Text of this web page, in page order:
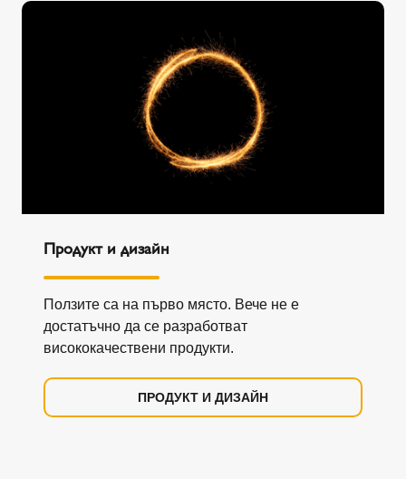
Продукт и дизайн
Ползите са на първо място. Вече не е
достатъчно да се разработват
висококачествени продукти.
ПРОДУКТ И ДИЗАЙН